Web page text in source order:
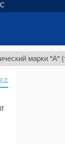
марки "А" (т.) $86